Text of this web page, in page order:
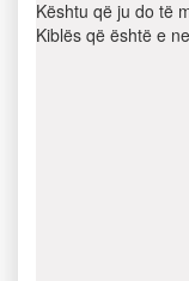
Kështu që ju do të
Kiblës që është e